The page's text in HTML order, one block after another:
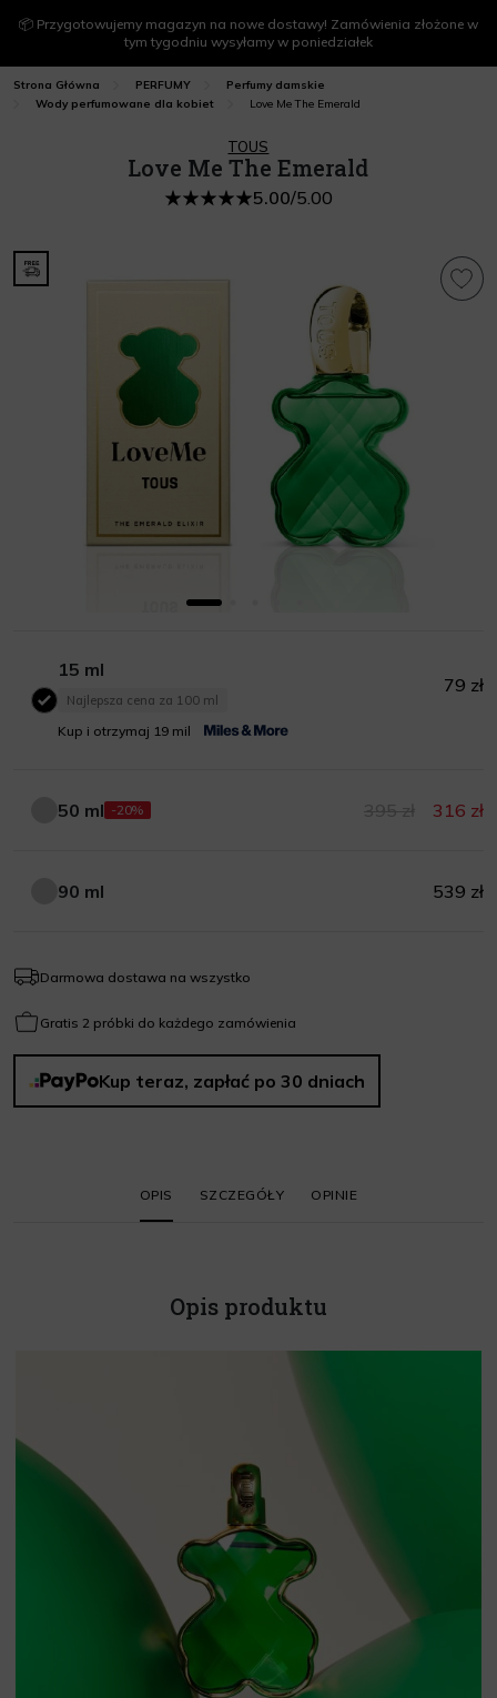
📦 Przygotowujemy magazyn na nowe dostawy! Zamówienia złożone w
tym tygodniu wysyłamy w poniedziałek
Strona Główna PERFUMY
Perfumy damskie
Wody perfumowane dla kobiet
Love Me The Emerald
TOUS
Love Me The Emerald
5.00/5.00
15 ml
15 ml
Najlepsza cena za 100 ml
Kup i otrzymaj 19 mil
79 zł
50 ml
50 ml -20% 316 zł
90 ml
90 ml 539 zł
Darmowa dostawa na wszystko
Gratis 2 próbki do każdego zamówienia
Kup teraz, zapłać po 30 dniach
OPIS SZCZEGÓŁY OPINIE
Opis produktu